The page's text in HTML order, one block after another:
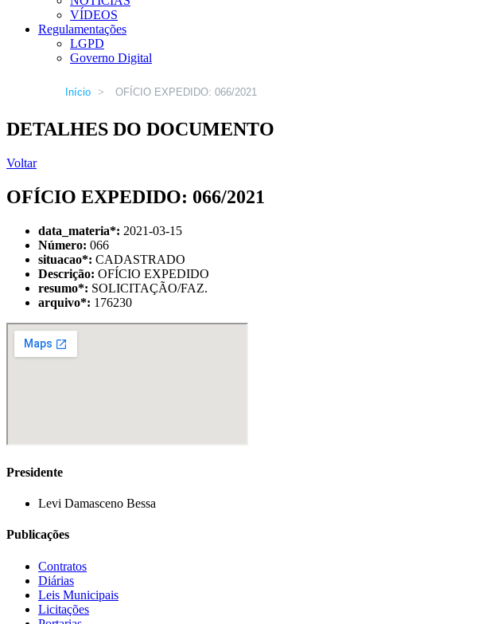
VÍDEOS
Regulamentações
LGPD
Governo Digital
Início > OFÍCIO EXPEDIDO: 066/2021
DETALHES DO DOCUMENTO
Voltar
OFÍCIO EXPEDIDO: 066/2021
data_materia*: 2021-03-15
Número: 066
situacao*: CADASTRADO
Descrição: OFÍCIO EXPEDIDO
resumo*: SOLICITAÇÃO/FAZ.
arquivo*: 176230
Presidente
Levi Damasceno Bessa
Publicações
Contratos
Diárias
Leis Municipais
Licitações